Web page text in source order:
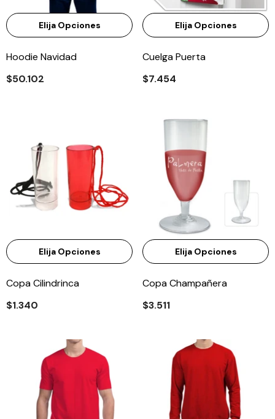
Elija Opciones
Hoodie Navidad
$50.102
Elija Opciones
Cuelga Puerta
$7.454
Elija Opciones
Copa Cilindrinca
$1.340
Elija Opciones
Copa Champañera
$3.511